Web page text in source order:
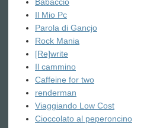
Il Mio Pc
Parola di Gancjo
Rock Mania
[Re]write
Il cammino
Caffeine for two
renderman
Viaggiando Low Cost
Cioccolato al peperoncino